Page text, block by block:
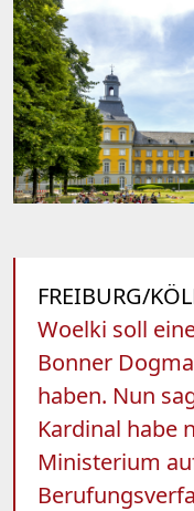
FREIBURG/
Woelki soll
Bonner
haben. Nun
Kardinal habe
Ministerium